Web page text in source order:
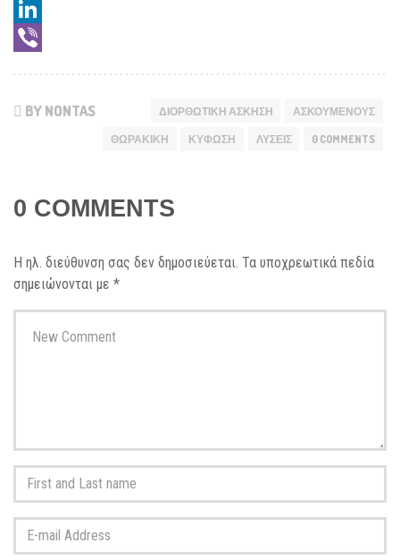
Messenger
LinkedIn
BY NONTAS ΔΙΟΡΘΩΤΙΚΉ ΆΣΚΗΣΗ ΑΣΚΟΎΜΕΝΟΥΣ
ΘΩΡΑΚΙΚΉ ΚΎΦΩΣΗ ΛΎΣΕΙΣ 0 COMMENTS
0 COMMENTS
Η ηλ. διεύθυνση σας δεν δημοσιεύεται. Τα υποχρεωτικά πεδία
σημειώνονται με *
comment*
First
and
Last
name*
mail